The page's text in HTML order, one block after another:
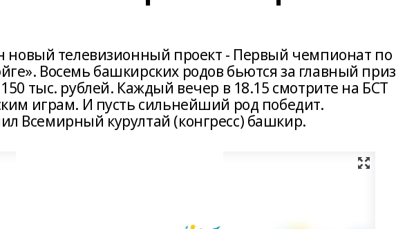
новый телевизионный проект - Первый чемпионат по
Восемь башкирских родов бьются за главный приз
тыс. рублей. Каждый вечер в 18.15 смотрите на БСТ
играм. И пусть сильнейший род победит.
Всемирный курултай (конгресс) башкир.